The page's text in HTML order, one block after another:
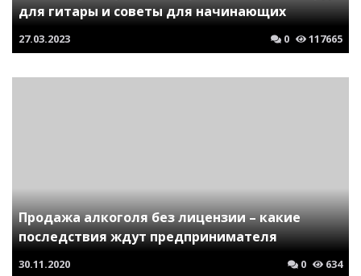
для гитары и советы для начинающих
27.03.2023 0 117665
Продажа алкоголя без лицензии – какие
последствия ждут предпринимателя
30.11.2020 0 634